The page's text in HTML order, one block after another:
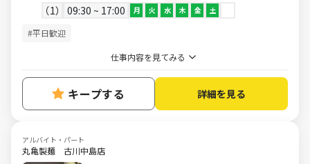
1
09:30 ~ 17:00 月 火 水 木 金 土
#平日歓迎
仕事内容を見てみる
キープする 詳細を見る
アルバイト・パート
丸亀製麺 古川中島店